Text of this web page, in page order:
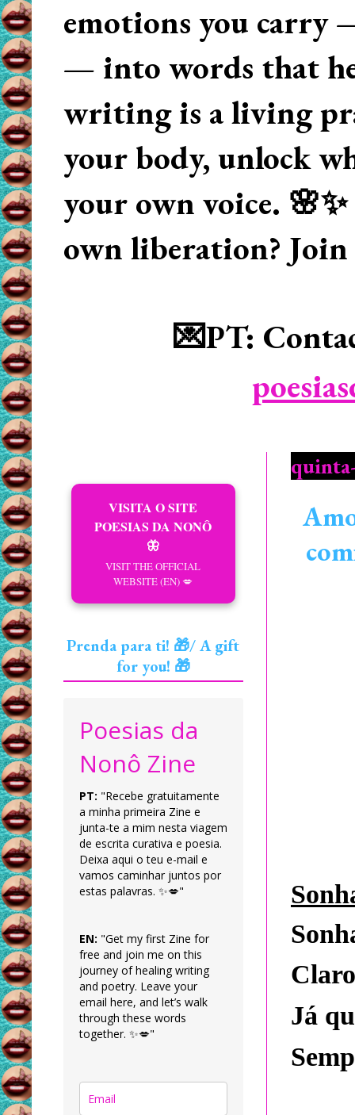
emotions you carry
— into words that
writing is a living
your body, unlock
your own voice.
own liberation? Join
💌PT:
Já
VISITA O SITE
POESIAS DA NONÔ
🦋
VISIT THE OFFICIAL
WEBSITE (EN) 💋
Prenda para ti! 🎁/ A gift
for you! 🎁
Poesias da
Nonô Zine
PT: "Recebe gratuitamente
a minha primeira Zine e
junta-te a mim nesta viagem
de escrita curativa e poesia.
Deixa aqui o teu e-mail e
vamos caminhar juntos por
estas palavras. ✨💋"
EN: "Get my first Zine for
free and join me on this
journey of healing writing
and poetry. Leave your
email here, and let’s walk
through these words
together. ✨💋"